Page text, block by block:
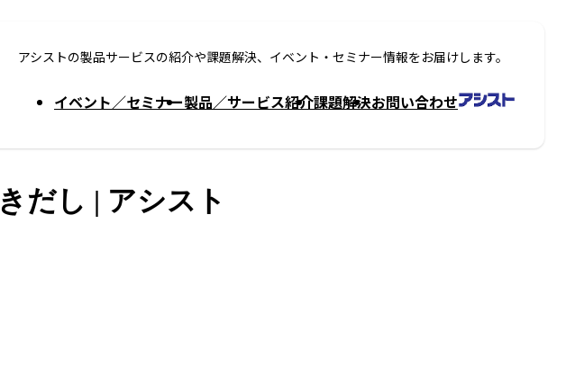
アシストの製品サービスの紹介や課題解決、イベント・セミナー情報をお届けします。
イベント／セミナー製品／サービス紹介課題解決お問い合わせ
だし | アシスト